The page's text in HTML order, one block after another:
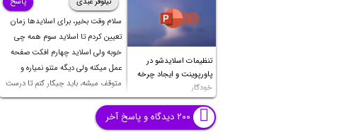
تنظیمات اسلایدشو در
پاورپوینت و ایجاد چرخه
خودکار
سلام وقت بخیر، برای اسلایدها زمان
تعیین کردم تا اسلاید سوم همه چی
خوبه ولی اسلاید چهارم افکت صفحه
عمل میکنه ولی دیگه متنو نمیاره و
متوقف میشه، باید چیکار کنم تا درست
بشه؟ تایم صفحات قبل تا شش ثانیه
هست و اسلاید چهارم نزدیک چهار
دقیقه هست
۲۰۰ دیدگاه و پاسخ آخر